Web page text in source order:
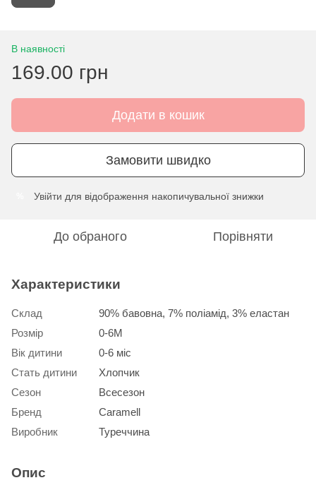
В наявності
169.00 грн
Додати в кошик
Замовити швидко
Увійти для відображення накопичувальної знижки
До обраного Порівняти
Характеристики
Склад
90% бавовна, 7% поліамід, 3% еластан
Розмір
0-6М
Вік дитини
0-6 міс
Стать дитини
Хлопчик
Сезон
Всесезон
Бренд
Caramell
Виробник
Туреччина
Опис